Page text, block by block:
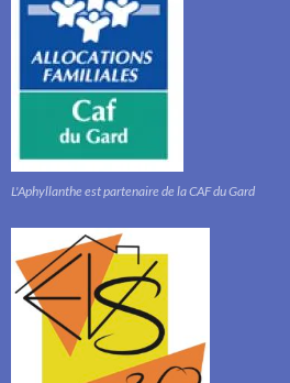
L'Aphyllanthe est partenaire de la CAF du Gard